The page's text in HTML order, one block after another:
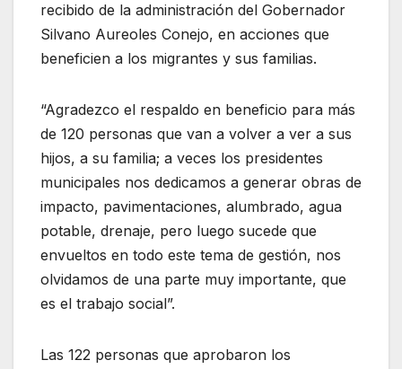
recibido de la administración del Gobernador
Silvano Aureoles Conejo, en acciones que
beneficien a los migrantes y sus familias.
“Agradezco el respaldo en beneficio para más
de 120 personas que van a volver a ver a sus
hijos, a su familia; a veces los presidentes
municipales nos dedicamos a generar obras de
impacto, pavimentaciones, alumbrado, agua
potable, drenaje, pero luego sucede que
envueltos en todo este tema de gestión, nos
olvidamos de una parte muy importante, que
es el trabajo social”.
Las 122 personas que aprobaron los